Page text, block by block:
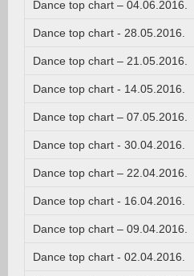
Dance top chart – 04.06.2016.
Dance top chart - 28.05.2016.
Dance top chart – 21.05.2016.
Dance top chart - 14.05.2016.
Dance top chart – 07.05.2016.
Dance top chart - 30.04.2016.
Dance top chart – 22.04.2016.
Dance top chart - 16.04.2016.
Dance top chart – 09.04.2016.
Dance top chart - 02.04.2016.